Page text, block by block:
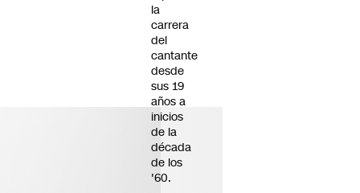
la
carrera
del
cantante
desde
sus 19
años a
inicios
de la
década
de los
'60.